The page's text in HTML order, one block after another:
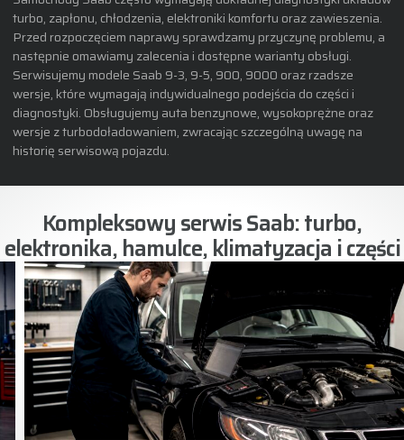
turbo, zapłonu, chłodzenia, elektroniki komfortu oraz zawieszenia.
Przed rozpoczęciem naprawy sprawdzamy przyczynę problemu, a
następnie omawiamy zalecenia i dostępne warianty obsługi.
Serwisujemy modele Saab 9-3, 9-5, 900, 9000 oraz rzadsze
wersje, które wymagają indywidualnego podejścia do części i
diagnostyki. Obsługujemy auta benzynowe, wysokoprężne oraz
wersje z turbodoładowaniem, zwracając szczególną uwagę na
historię serwisową pojazdu.
Kompleksowy serwis Saab: turbo,
elektronika, hamulce, klimatyzacja i części